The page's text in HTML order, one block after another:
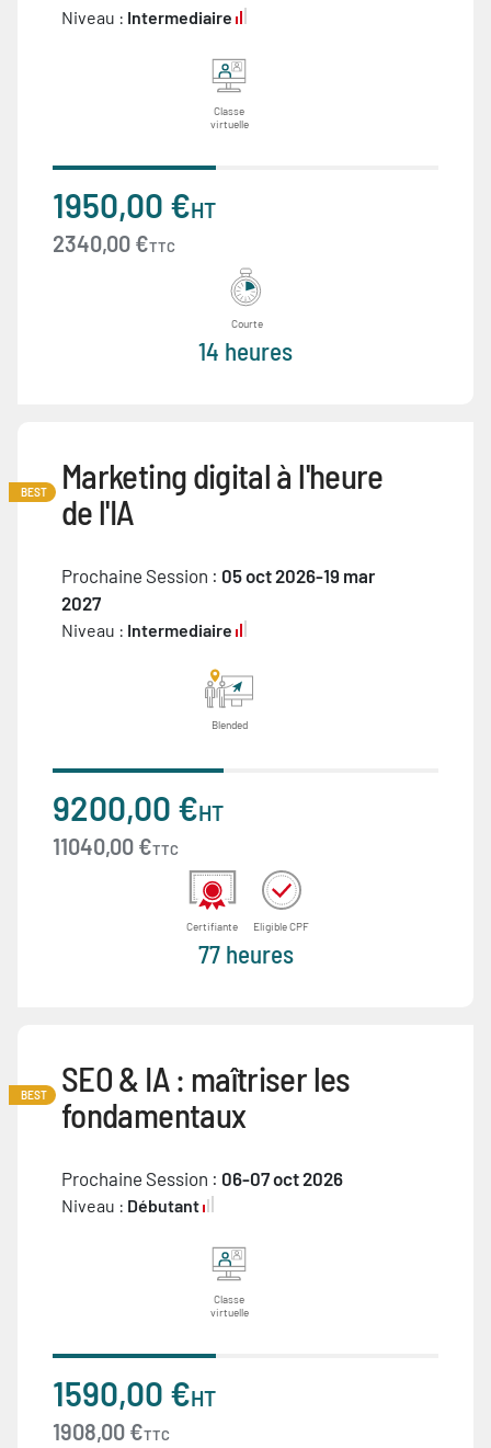
Niveau : Intermediaire
Classe
virtuelle
1950,00 €HT
2340,00 €TTC
Courte
14 heures
BEST
Marketing digital à l'heure
de l'IA
Prochaine Session : 05 oct 2026-19 mar
2027
Niveau : Intermediaire
Blended
9200,00 €HT
11040,00 €TTC
Certifiante Eligible CPF
77 heures
BEST
SEO & IA : maîtriser les
fondamentaux
Prochaine Session : 06-07 oct 2026
Niveau : Débutant
Classe
virtuelle
1590,00 €HT
1908,00 €TTC